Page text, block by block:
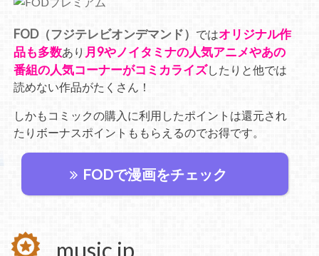
FOD（フジテレビオンデマンド） ではオリジナル作
品も多数あり 月9やノイタミナの人気アニメやあの
番組の人気コーナーがコミカライズしたりと他では
読めない作品がたくさん！
しかもコミックの購入に利用したポイントは還元され
たりボーナスポイントももらえるのでお得です。
FODで漫画をチェック
music.jp